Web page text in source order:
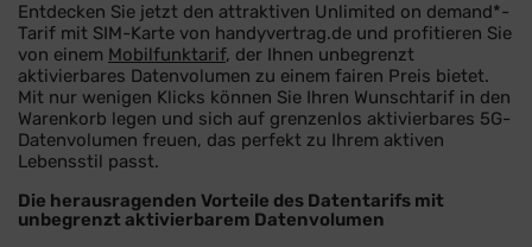
Entdecken Sie jetzt den attraktiven Unlimited on demand*-
Tarif mit SIM-Karte von handyvertrag.de und profitieren Sie
von einem Mobilfunktarif, der Ihnen unbegrenzt
aktivierbares Datenvolumen zu einem fairen Preis bietet.
Mit nur wenigen Klicks können Sie Ihren Wunschtarif in den
Warenkorb legen und sich auf grenzenlos aktivierbares 5G-
Datenvolumen freuen, das perfekt zu Ihrem aktiven
Lebensstil passt.
Die herausragenden Vorteile des Datentarifs mit
unbegrenzt aktivierbarem Datenvolumen